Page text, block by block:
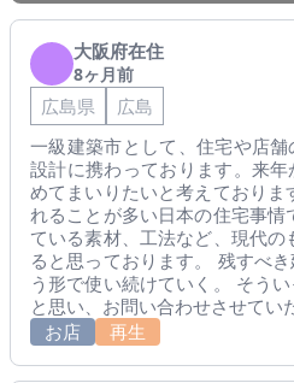
大阪府在住
8ヶ月前
広島県
広島
一級建築市として、住宅や店
設計に携わっております。来
めてまいりたいと考えておりま
れることが多い日本の住宅事
ている素材、工法など、現代
ると思っております。 残すべ
う形で使い続けていく。 そう
と思い、お問い合わせさせてい
お店
再生